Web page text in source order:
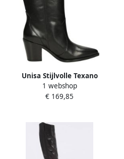
Unisa Stijlvolle Texano
Laarzen voor Mannen Black
Dames
1 webshop
€ 169,85